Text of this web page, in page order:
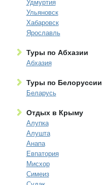
Удмуртия
Ульяновск
Хабаровск
Ярославль
Туры по Абхазии
Абхазия
Туры по Белоруссии
Беларусь
Отдых в Крыму
Алупка
Алушта
Анапа
Евпатория
Мисхор
Симеиз